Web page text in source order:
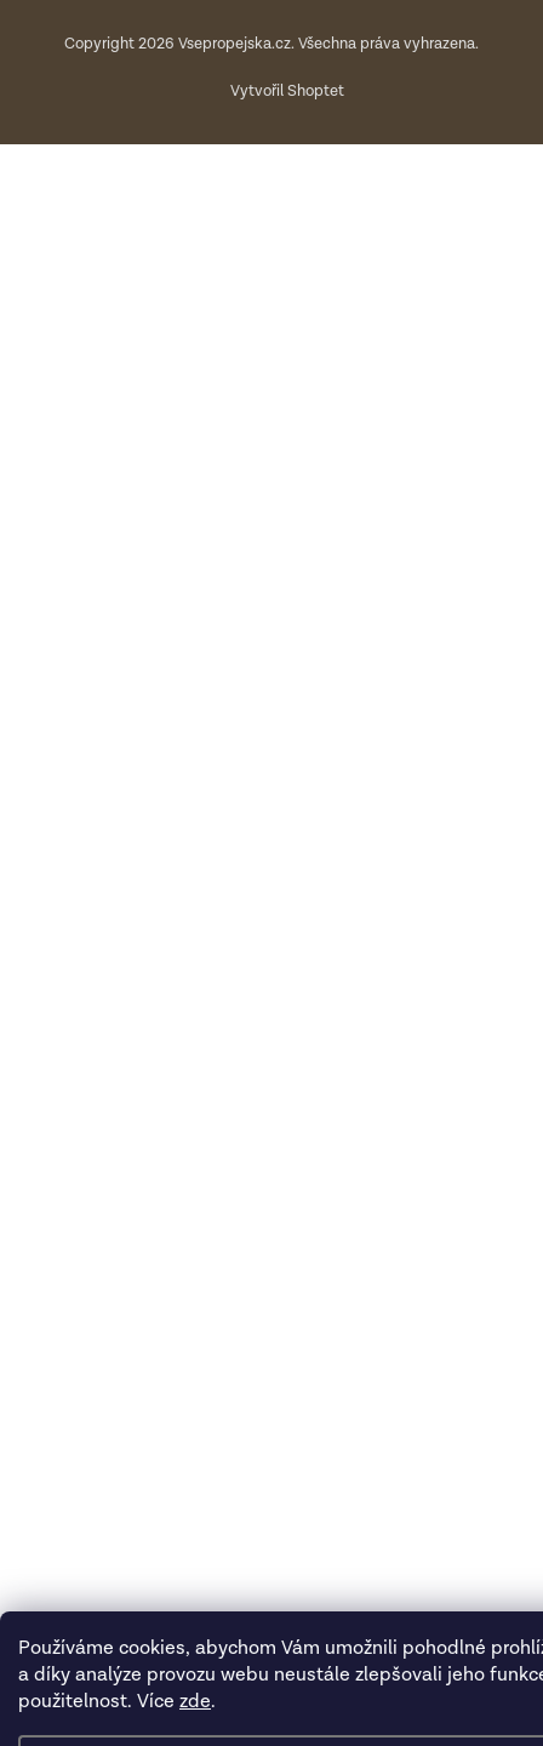
Používáme cookies, abychom Vám umožnili pohodlné
a díky analýze provozu webu neustále zlepšovali jeho
použitelnost. Více zde.
Vytvořil Shoptet
Copyright 2026 Vsepropejska.cz. Všechna práva vyhrazena.